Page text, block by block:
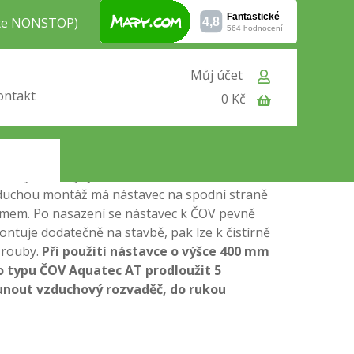
NONSTOP)
Můj účet
0 Kč
v případě, kdy je nátokové potrubí
montáž má nástavec na spodní straně
Po nasazení se nástavec k ČOV pevně
dodatečně na stavbě, pak lze k čistírně
Při použití nástavce o výšce 400 mm
ČOV Aquatec AT prodloužit 5
vzduchový rozvaděč, do rukou